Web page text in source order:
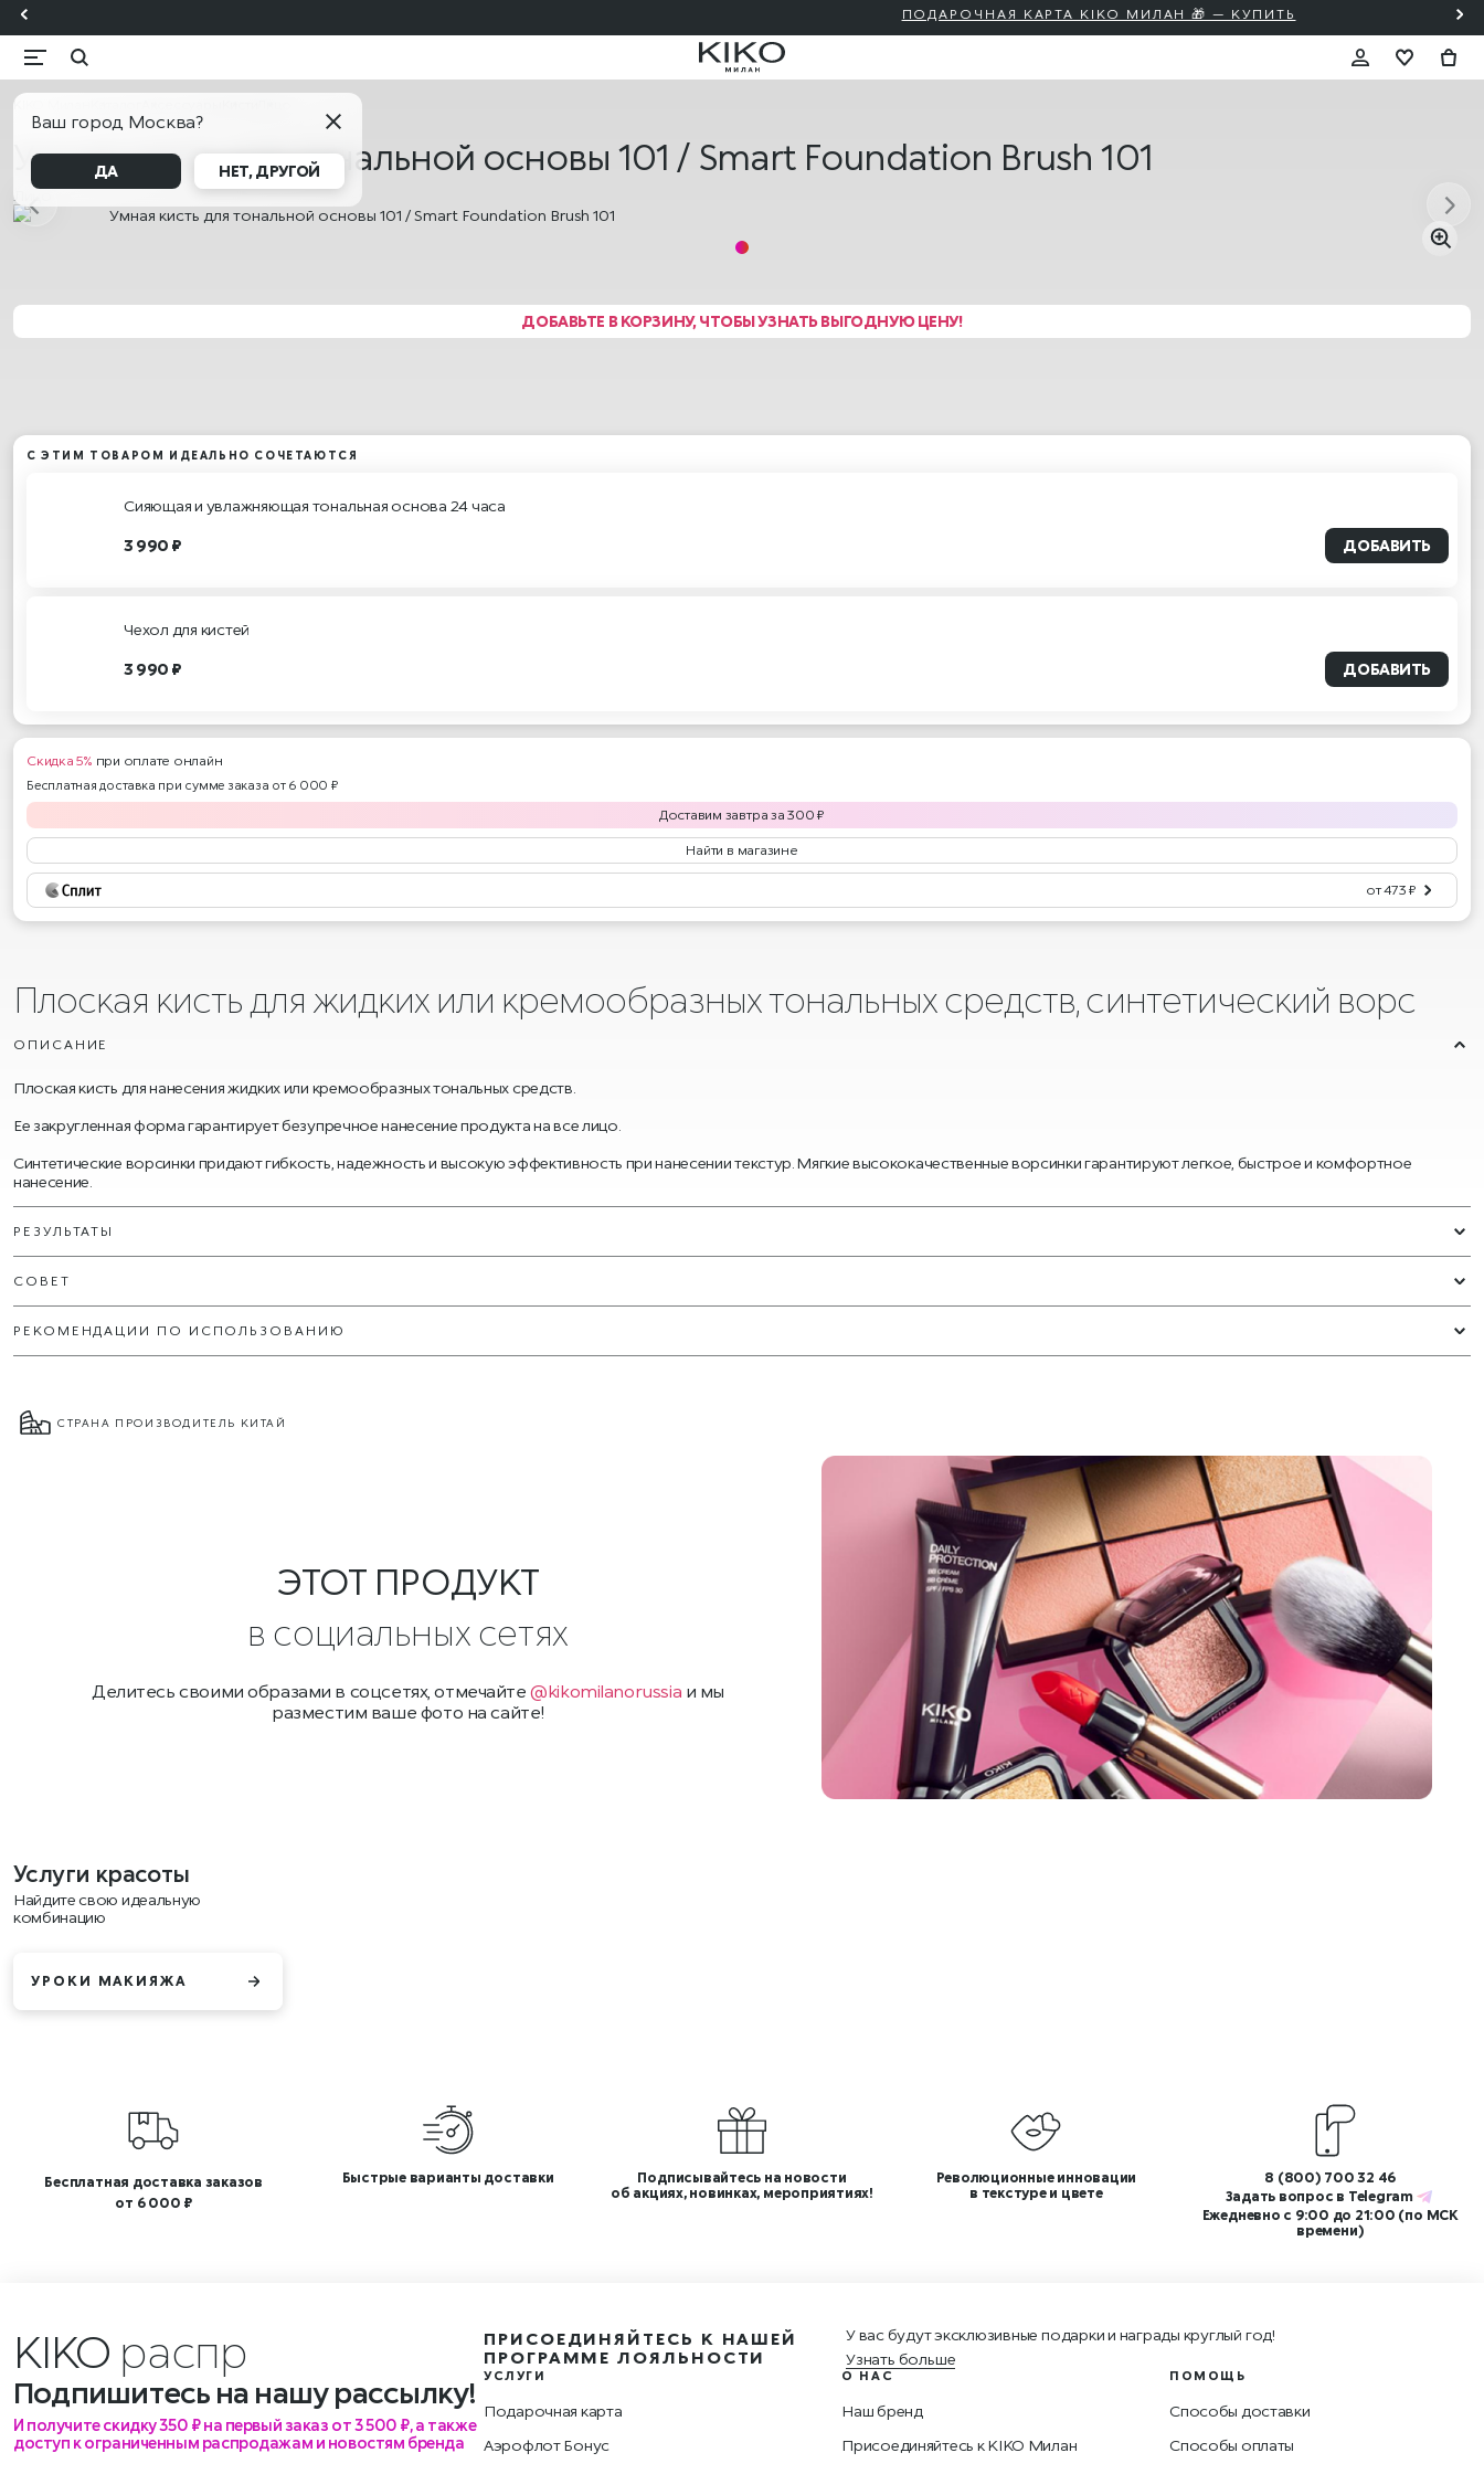
ПОДАРОЧНАЯ КАРТА KIKO МИЛАН 🎁 — КУПИТЬ
Ваш город Москва?
ДА НЕТ, ДРУГОЙ
KIKO Милан
Умная кисть для тональной основы 101 / Smart Foundation Brush 101
Лицо
ДОБАВЬТЕ В КОРЗИНУ, ЧТОБЫ УЗНАТЬ ВЫГОДНУЮ ЦЕНУ!
С ЭТИМ ТОВАРОМ ИДЕАЛЬНО СОЧЕТАЮТСЯ
Сияющая и увлажняющая тональная основа 24 часа
3 990 ₽ ДОБАВИТЬ
Чехол для кистей
3 990 ₽ ДОБАВИТЬ
Скидка 5% при оплате онлайн
Бесплатная доставка при сумме заказа от 6 000 ₽
Доставим завтра за300 ₽
Найти в магазине
от 473 ₽
Плоская кисть для жидких или кремообразных тональных средств, синтетический ворс
ОПИСАНИЕ
Плоская кисть для нанесения жидких или кремообразных тональных средств.
Ее закругленная форма гарантирует безупречное нанесение продукта на все лицо.
Синтетические ворсинки придают гибкость, надежность и высокую эффективность при нанесении текстур. Мягкие высококачественные ворсинки гарантируют легкое, быстрое и комфортное
нанесение.
РЕЗУЛЬТАТЫ
СОВЕТ
РЕКОМЕНДАЦИИ ПО ИСПОЛЬЗОВАНИЮ
СТРАНА ПРОИЗВОДИТЕЛЬ КИТАЙ
ЭТОТ ПРОДУКТ
в социальных сетях
Делитесь своими образами в соцсетях, отмечайте@kikomilanorussia и мы
разместим ваше фото на сайте!
Услуги красоты
Найдите свою идеальную
комбинацию
УРОКИ МАКИЯЖА
Бесплатная доставка заказов
от 6 000 ₽
Быстрые варианты доставки
Подписывайтесь на новости
об акциях, новинках, мероприятиях!
Революционные инновации
в текстуре и цвете
8 (800) 700 32 46
Задать вопрос в Telegram
Ежедневно с 9:00 до 21:00 (по МСК
времени)
KIKO м
Подпишитесь на нашу рассылку!
И получите скидку 350 ₽ на первый заказ от 3 500 ₽, а также
доступ к ограниченным распродажам и новостям бренда
ПРИСОЕДИНЯЙТЕСЬ К НАШЕЙ
ПРОГРАММЕ ЛОЯЛЬНОСТИ
У вас будут эксклюзивные подарки и награды круглый год!
Узнать больше
УСЛУГИ
Подарочная карта
Аэрофлот Бонус
О НАС
Наш бренд
Присоединяйтесь к KIKO Милан
ПОМОЩЬ
Способы доставки
Способы оплаты